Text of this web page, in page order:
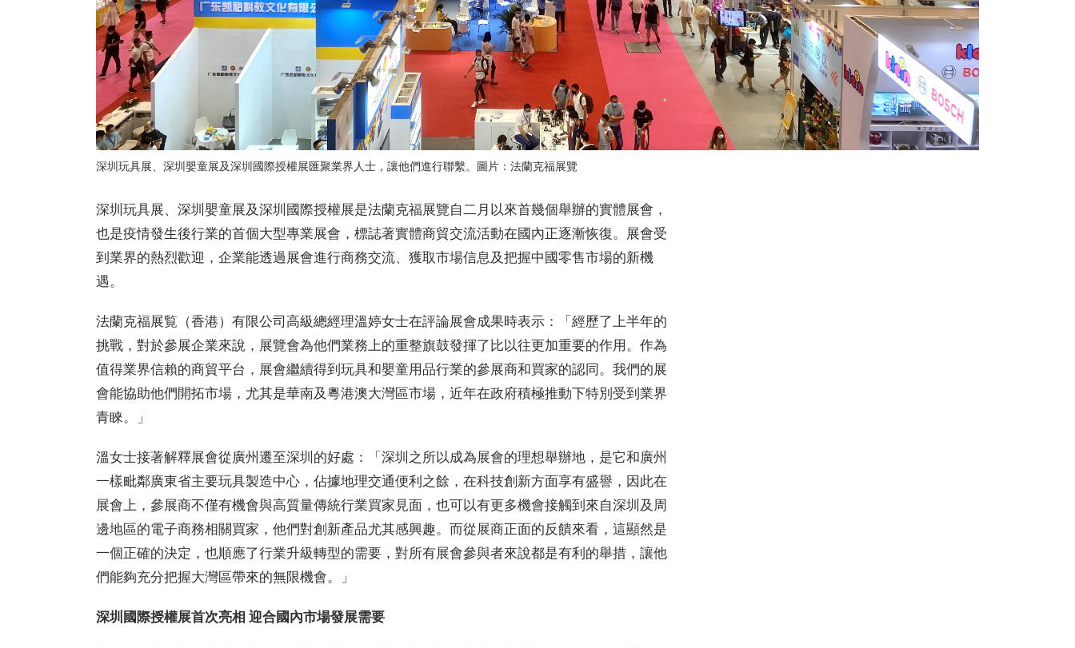
深圳玩具展、深圳嬰童展及深圳國際授權展匯聚業界人士，讓他們進行聯繫。圖片：法蘭克福展覽
深圳玩具展、深圳嬰童展及深圳國際授權展是法蘭克福展覽自二月以來首幾個舉辦的實體展會，
也是疫情發生後行業的首個大型專業展會，標誌著實體商貿交流活動在國內正逐漸恢復。展會受
到業界的熱烈歡迎，企業能透過展會進行商務交流、獲取市場信息及把握中國零售市場的新機
遇。
法蘭克福展覧（香港）有限公司高級總經理溫婷女士在評論展會成果時表示：「經歷了上半年的
挑戰，對於參展企業來說，展覽會為他們業務上的重整旗鼓發揮了比以往更加重要的作用。作為
值得業界信賴的商貿平台，展會繼續得到玩具和嬰童用品行業的參展商和買家的認同。我們的展
會能協助他們開拓市場，尤其是華南及粵港澳大灣區市場，近年在政府積極推動下特別受到業界
青睞。」
溫女士接著解釋展會從廣州遷至深圳的好處：「深圳之所以成為展會的理想舉辦地，是它和廣州
一樣毗鄰廣東省主要玩具製造中心，佔據地理交通便利之餘，在科技創新方面享有盛譽，因此在
展會上，參展商不僅有機會與高質量傳統行業買家見面，也可以有更多機會接觸到來自深圳及周
邊地區的電子商務相關買家，他們對創新產品尤其感興趣。而從展商正面的反饋來看，這顯然是
一個正確的決定，也順應了行業升級轉型的需要，對所有展會參與者來說都是有利的舉措，讓他
們能夠充分把握大灣區帶來的無限機會。」
深圳國際授權展首次亮相 迎合國內市場發展需要